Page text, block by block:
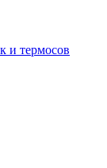
и термосов